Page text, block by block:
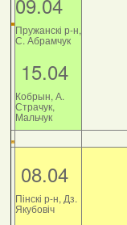
Пружанскі р-н,
С. Абрамчук
15.04
Кобрын, А.
Страчук,
Мальчук
08.04
Пінскі р-н, Дз.
Якубовіч